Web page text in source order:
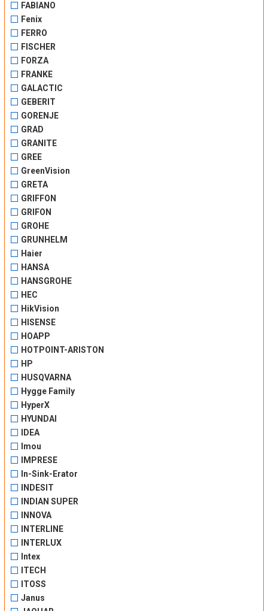
FABIANO
Fenix
FERRO
FISCHER
FORZA
FRANKE
GALACTIC
GEBERIT
GORENJE
GRAD
GRANITE
GREE
GreenVision
GRETA
GRIFFON
GRIFON
GROHE
GRUNHELM
Haier
HANSA
HANSGROHE
HEC
HikVision
HISENSE
HOAPP
HOTPOINT-ARISTON
HP
HUSQVARNA
Hygge Family
HyperX
HYUNDAI
IDEA
Imou
IMPRESE
In-Sink-Erator
INDESIT
INDIAN SUPER
INNOVA
INTERLINE
INTERLUX
Intex
ITECH
ITOSS
Janus